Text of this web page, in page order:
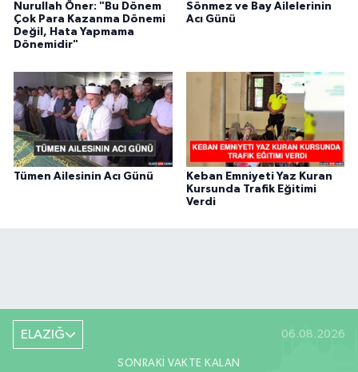
Nurullah Öner: "Bu Dönem
Çok Para Kazanma Dönemi
Değil, Hata Yapmama
Dönemidir"
Sönmez ve Bay Ailelerinin
Acı Günü
Tümen Ailesinin Acı Günü
Keban Emniyeti Yaz Kuran
Kursunda Trafik Eğitimi
Verdi
ELAZIĞ 06.08.2026
SONRAKI VAKTE KALAN